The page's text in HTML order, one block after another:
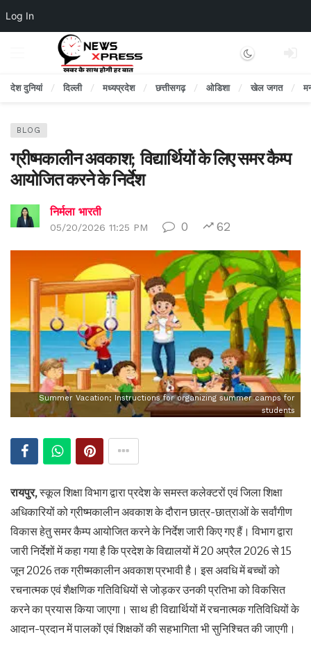
Log In
Dark mode
देश दुनियां दिल्ली मध्यप्रदेश छत्तीसगढ़ ओडिशा खेल जगत
BLOG
ग्रीष्मकालीन अवकाश; विद्यार्थियों के लिए समर कैम्प
आयोजित करने के निर्देश
निर्मला भारती
05/20/2026 11:25 PM 0 62
Summer Vacation; Instructions for organizing summer camps for
students
रायपुर,स्कूल शिक्षा विभाग द्वारा प्रदेश के समस्त कलेक्टरों एवं जिला शिक्षा
अधिकारियों को ग्रीष्मकालीन अवकाश के दौरान छात्र-छात्राओं के सर्वांगीण
विकास हेतु समर कैम्प आयोजित करने के निर्देश जारी किए गए हैं। विभाग द्वारा
जारी निर्देशों में कहा गया है कि प्रदेश के विद्यालयों में 20 अप्रैल 2026 से 15
जून 2026 तक ग्रीष्मकालीन अवकाश प्रभावी है। इस अवधि में बच्चों को
रचनात्मक एवं शैक्षणिक गतिविधियों से जोड़कर उनकी प्रतिभा को विकसित
करने का प्रयास किया जाएगा। साथ ही विद्यार्थियों में रचनात्मक गतिविधियों के
आदान-प्रदान में पालकों एवं शिक्षकों की सहभागिता भी सुनिश्चित की जाएगी।